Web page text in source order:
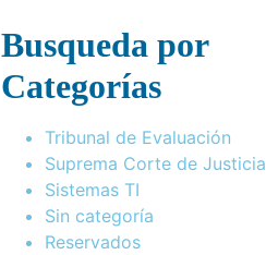
Busqueda por
Categorías
Tribunal de Evaluación
Suprema Corte de Justicia
Sistemas TI
Sin categoría
Reservados